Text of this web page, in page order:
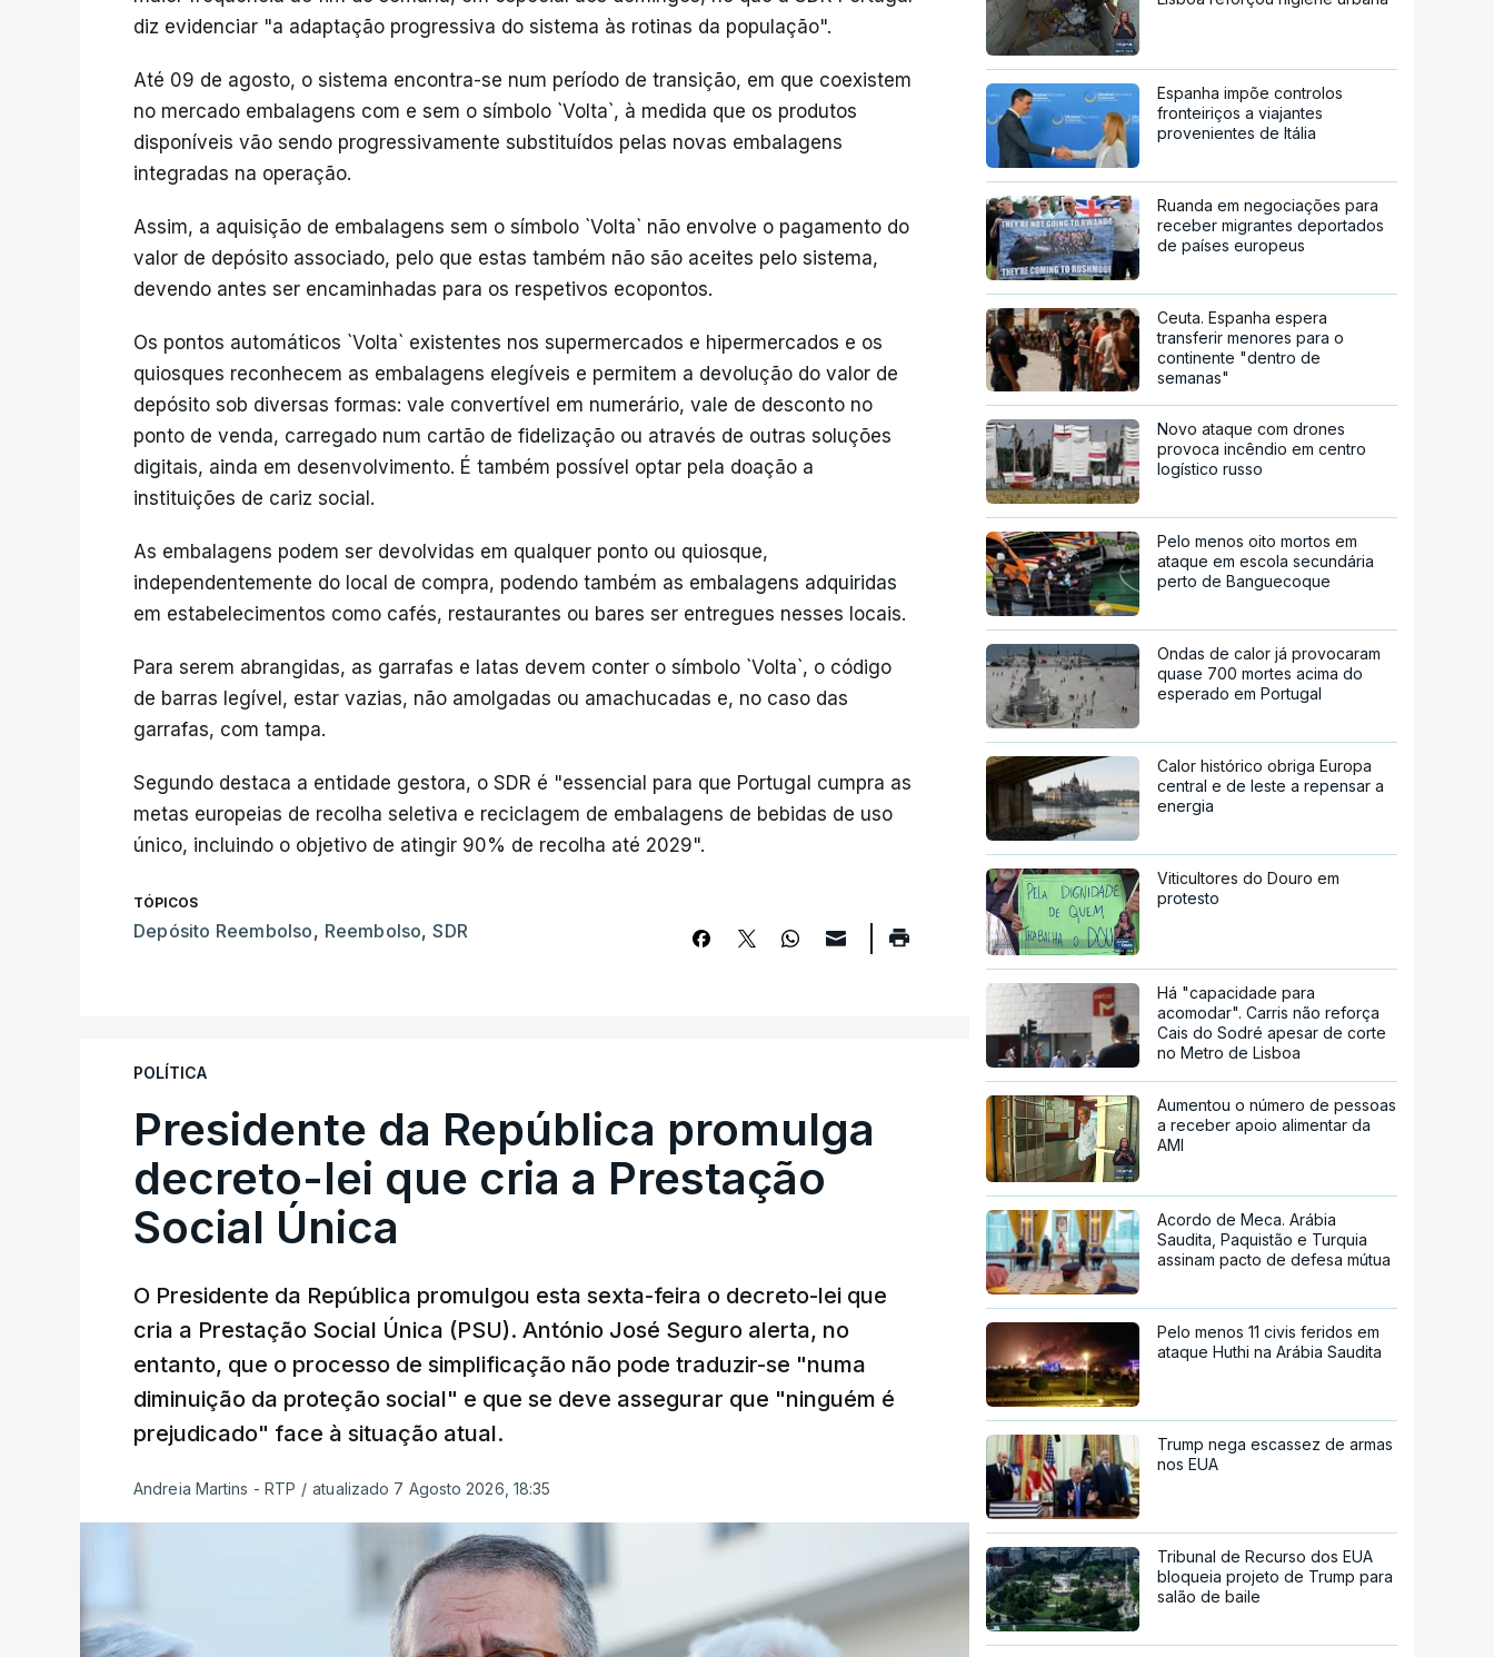
diz evidenciar "a adaptação progressiva do sistema às rotinas da população".
Até 09 de agosto, o sistema encontra-se num período de transição, em que coexistem
no mercado embalagens com e sem o símbolo `Volta`, à medida que os produtos
disponíveis vão sendo progressivamente substituídos pelas novas embalagens
integradas na operação.
Assim, a aquisição de embalagens sem o símbolo `Volta` não envolve o pagamento do
valor de depósito associado, pelo que estas também não são aceites pelo sistema,
devendo antes ser encaminhadas para os respetivos ecopontos.
Os pontos automáticos `Volta` existentes nos supermercados e hipermercados e os
quiosques reconhecem as embalagens elegíveis e permitem a devolução do valor de
depósito sob diversas formas: vale convertível em numerário, vale de desconto no
ponto de venda, carregado num cartão de fidelização ou através de outras soluções
digitais, ainda em desenvolvimento. É também possível optar pela doação a
instituições de cariz social.
As embalagens podem ser devolvidas em qualquer ponto ou quiosque,
independentemente do local de compra, podendo também as embalagens adquiridas
em estabelecimentos como cafés, restaurantes ou bares ser entregues nesses locais.
Para serem abrangidas, as garrafas e latas devem conter o símbolo `Volta`, o código
de barras legível, estar vazias, não amolgadas ou amachucadas e, no caso das
garrafas, com tampa.
Segundo destaca a entidade gestora, o SDR é "essencial para que Portugal cumpra as
metas europeias de recolha seletiva e reciclagem de embalagens de bebidas de uso
único, incluindo o objetivo de atingir 90% de recolha até 2029".
TÓPICOS
Depósito Reembolso, Reembolso,SDR
POLÍTICA
Presidente da República promulga
decreto-lei que cria a Prestação
Social Única
O Presidente da República promulgou esta sexta-feira o decreto-lei que
cria a Prestação Social Única (PSU). António José Seguro alerta, no
entanto, que o processo de simplificação não pode traduzir-se "numa
diminuição da proteção social" e que se deve assegurar que "ninguém é
prejudicado" face à situação atual.
Andreia Martins - RTP / atualizado 7 Agosto 2026, 18:35
Espanha impõe controlos
fronteiriços a viajantes
provenientes de Itália
Ruanda em negociações para
receber migrantes deportados
de países europeus
Ceuta. Espanha espera
transferir menores para o
continente "dentro de
semanas"
Novo ataque com drones
provoca incêndio em centro
logístico russo
Pelo menos oito mortos em
ataque em escola secundária
perto de Banguecoque
Ondas de calor já provocaram
quase 700 mortes acima do
esperado em Portugal
Calor histórico obriga Europa
central e de leste a repensar a
energia
Viticultores do Douro em
protesto
Há "capacidade para
acomodar". Carris não reforça
Cais do Sodré apesar de corte
no Metro de Lisboa
Aumentou o número de pessoas
a receber apoio alimentar da
AMI
Acordo de Meca. Arábia
Saudita, Paquistão e Turquia
assinam pacto de defesa mútua
Pelo menos 11 civis feridos em
ataque Huthi na Arábia Saudita
Trump nega escassez de armas
nos EUA
Tribunal de Recurso dos EUA
bloqueia projeto de Trump para
salão de baile